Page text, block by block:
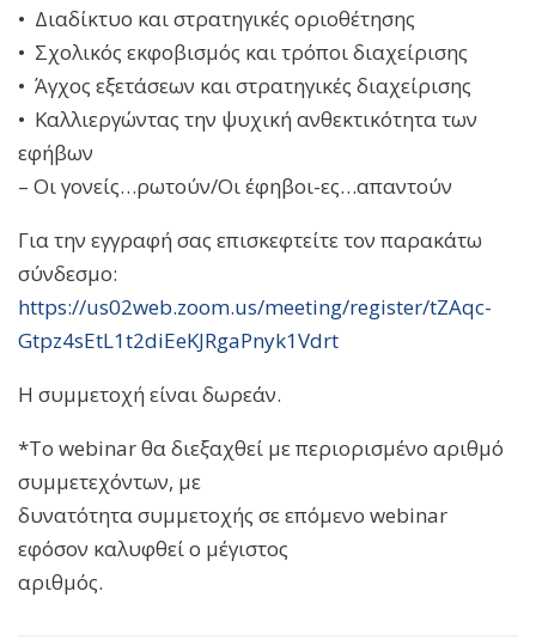
• Διαδίκτυο και στρατηγικές οριοθέτησης
• Σχολικός εκφοβισμός και τρόποι διαχείρισης
• Άγχος εξετάσεων και στρατηγικές διαχείρισης
• Καλλιεργώντας την ψυχική ανθεκτικότητα των
εφήβων
– Οι γονείς…ρωτούν/Οι έφηβοι-ες…απαντούν
Για την εγγραφή σας επισκεφτείτε τον παρακάτω
σύνδεσμο:
https://us02web.zoom.us/meeting/register/tZAqc-
Gtpz4sEtL1t2diEeKJRgaPnyk1Vdrt
Η συμμετοχή είναι δωρεάν.
*Το webinar θα διεξαχθεί με περιορισμένο αριθμό
συμμετεχόντων, με
δυνατότητα συμμετοχής σε επόμενο webinar
εφόσον καλυφθεί ο μέγιστος
αριθμός.